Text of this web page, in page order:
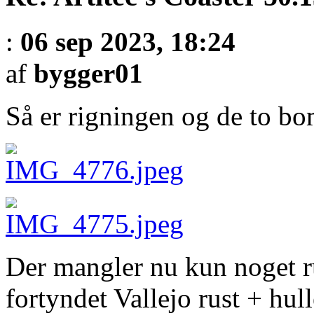
: 06 sep 2023, 18:24
af bygger01
Så er rigningen og de to
Der mangler nu kun noget
fortyndet Vallejo rust +